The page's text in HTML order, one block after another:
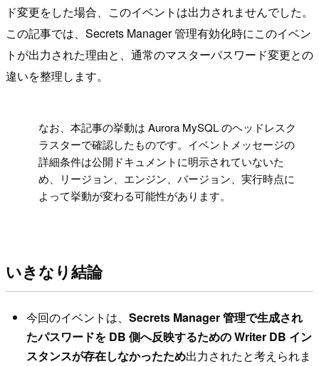
ド変更をした場合、このイベントは出力されませんでした。
この記事では、Secrets Manager 管理有効化時にこのイベン
トが出力された理由と、通常のマスターパスワード変更との
違いを整理します。
なお、本記事の挙動は Aurora MySQL のヘッドレスク
ラスターで確認したものです。イベントメッセージの
詳細条件は公開ドキュメントに明示されていないた
め、リージョン、エンジン、バージョン、実行時点に
よって挙動が変わる可能性があります。
いきなり結論
今回のイベントは、 Secrets Manager 管理で生成され
たパスワードを DB 側へ反映するための Writer DB イン
スタンスが存在しなかったため出力されたと考えられま